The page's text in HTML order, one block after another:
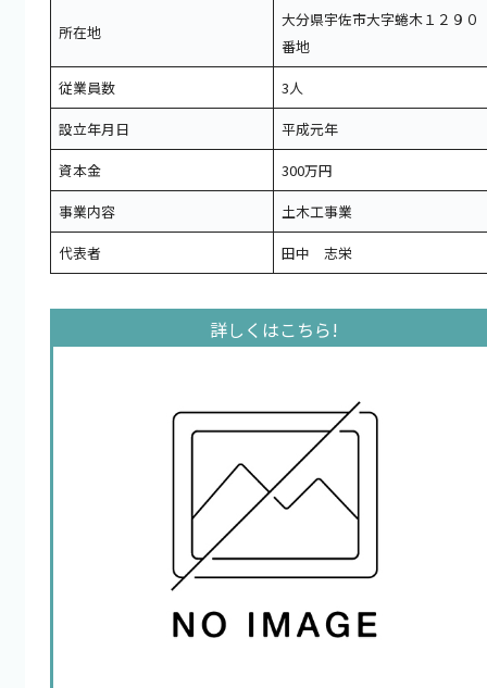
所在地
大分県宇佐市大字蜷木１２９０
番地
従業員数
3人
設立年月日
平成元年
資本金
300万円
事業内容
土木工事業
代表者
田中 志栄